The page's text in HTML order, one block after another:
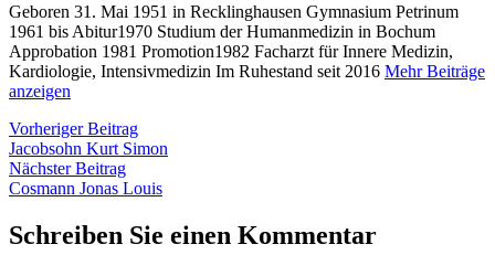
Geboren 31. Mai 1951 in Recklinghausen Gymnasium Petrinum
1961 bis Abitur1970 Studium der Humanmedizin in Bochum
Approbation 1981 Promotion1982 Facharzt für Innere Medizin,
Kardiologie, Intensivmedizin Im Ruhestand seit 2016 Mehr Beiträge
anzeigen
Beitragsnavigation
Vorheriger BeitragVorheriger
Beitrag:
Jacobsohn Kurt Simon
Nächster BeitragNächster
Beitrag:
Cosmann Jonas Louis
Schreiben Sie einen Kommentar